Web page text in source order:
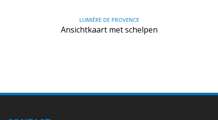
LUMIÈRE DE PROVENCE
Ansichtkaart met schelpen